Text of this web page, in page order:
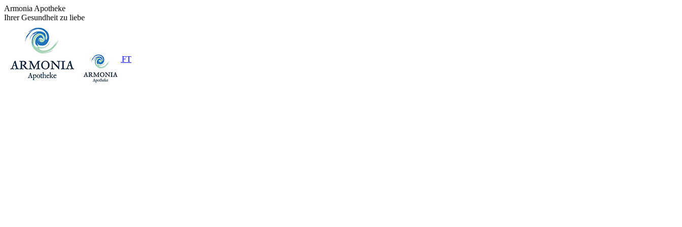
Zum
Inhalt
Armonia Apotheke
Ihrer Gesundheit zu liebe
+43 (0)1 / 48 624 14BEREITSCHAFT